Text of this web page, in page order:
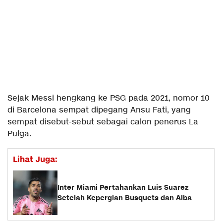
Sejak Messi hengkang ke PSG pada 2021, nomor 10
di Barcelona sempat dipegang Ansu Fati, yang
sempat disebut-sebut sebagai calon penerus La
Pulga.
Lihat Juga:
Inter Miami Pertahankan Luis Suarez
Setelah Kepergian Busquets dan Alba